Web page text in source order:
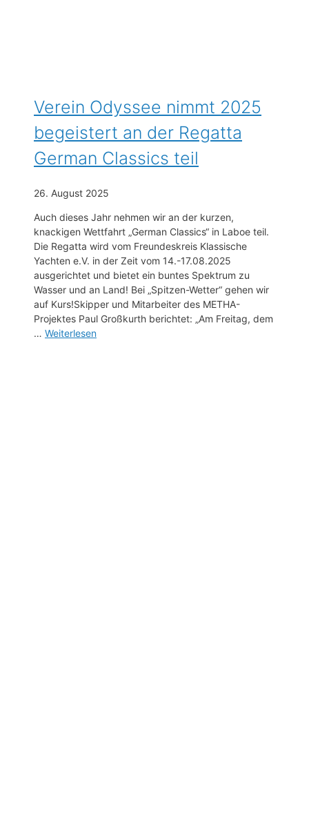
Verein Odyssee nimmt 2025
begeistert an der Regatta
German Classics teil
26. August 2025
Auch dieses Jahr nehmen wir an der kurzen,
knackigen Wettfahrt „German Classics“ in Laboe teil.
Die Regatta wird vom Freundeskreis Klassische
Yachten e.V. in der Zeit vom 14.-17.08.2025
ausgerichtet und bietet ein buntes Spektrum zu
Wasser und an Land! Bei „Spitzen-Wetter“ gehen wir
auf Kurs!Skipper und Mitarbeiter des METHA-
Projektes Paul Großkurth berichtet: „Am Freitag, dem
… Weiterlesen